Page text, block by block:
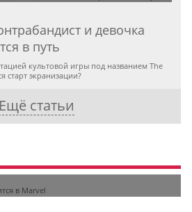
и девочка
в путь
культовой игры под названием The
старт экранизации?
Ещё статьи